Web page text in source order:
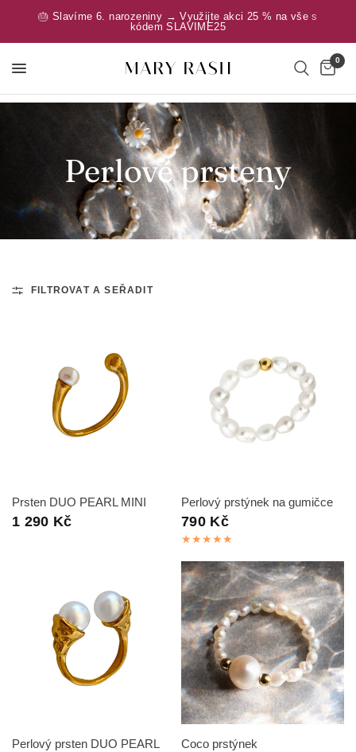
🎂 Slavíme 6. narozeniny → Využijte akci 25 % na vše s
kódem SLAVIME25
0
Perlové prsteny
FILTROVAT A SEŘADIT
RYCHLÝ NÁHLED
Prsten DUO PEARL MINI
1 290 Kč
RYCHLÝ NÁHLED
Perlový prstýnek na gumičce
790 Kč
RYCHLÝ NÁHLED
Perlový prsten DUO PEARL
RYCHLÝ NÁHLED
Coco prstýnek